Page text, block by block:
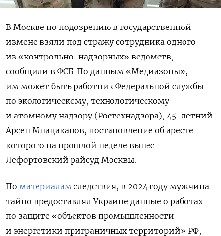
В Москве по подозрению в государственной
измене взяли под стражу сотрудника одного
из «контрольно-надзорных» ведомств,
сообщили в ФСБ. По данным «Медиазоны»,
им может быть работник Федеральной службы
по экологическому, технологическому
и атомному надзору (Ростехнадзора), 45-летний
Арсен Мнацаканов, постановление об аресте
которого на прошлой неделе вынес
Лефортовский райсуд Москвы.
По материалам следствия, в 2024 году мужчина
тайно предоставлял Украине данные о работах
по защите «объектов промышленности
и энергетики приграничных территорий» РФ,